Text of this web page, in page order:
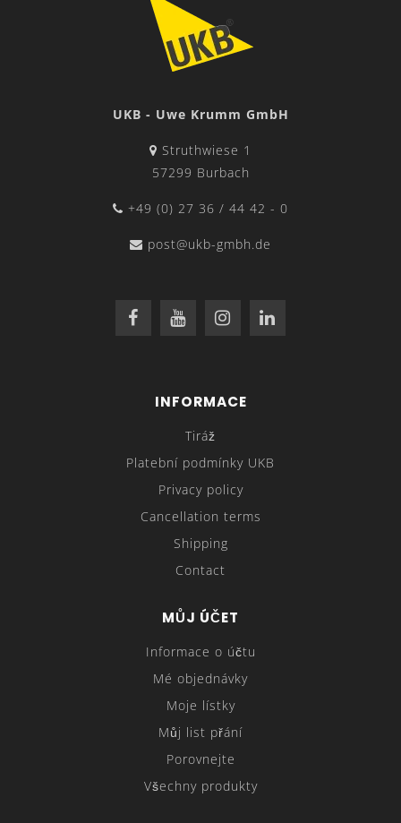
UKB - Uwe Krumm GmbH
Struthwiese 1
57299 Burbach
+49 (0) 27 36 / 44 42 - 0
post@ukb-gmbh.de
INFORMACE
Tiráž
Platební podmínky UKB
Privacy policy
Cancellation terms
Shipping
Contact
MŮJ ÚČET
Informace o účtu
Mé objednávky
Moje lístky
Můj list přání
Porovnejte
Všechny produkty